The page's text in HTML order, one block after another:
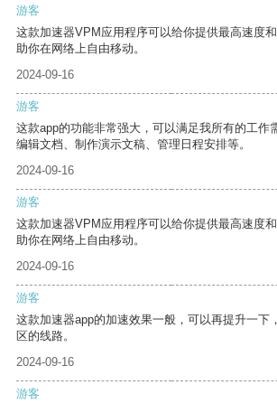
游客
这款加速器VPM应用程序可以给你提供最高速度
助你在网络上自由移动。
2024-09-16
游客
这款app的功能非常强大，可以满足我所有的工作
编辑文档、制作演示文稿、管理日程安排等。
2024-09-16
游客
这款加速器VPM应用程序可以给你提供最高速度
助你在网络上自由移动。
2024-09-16
游客
这款加速器app的加速效果一般，可以再提升一下
区的线路。
2024-09-16
游客